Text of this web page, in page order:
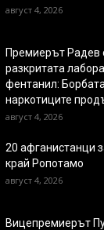
август 4, 2026
Премиерът Радев
разкритата
фентанил:
наркотиците
август 4, 2026
20 афганистанци
край Ропотамо
август 4, 2026
Вицепремиерът